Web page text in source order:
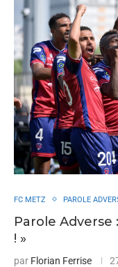
FC METZ PAROLE
Parole Adverse
! »
par Florian Ferrise